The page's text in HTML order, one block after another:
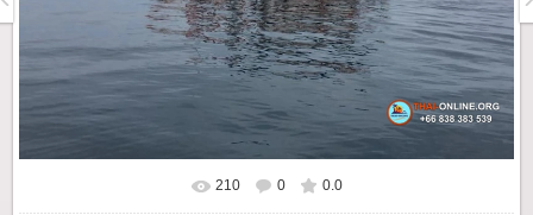
210 0 0.0